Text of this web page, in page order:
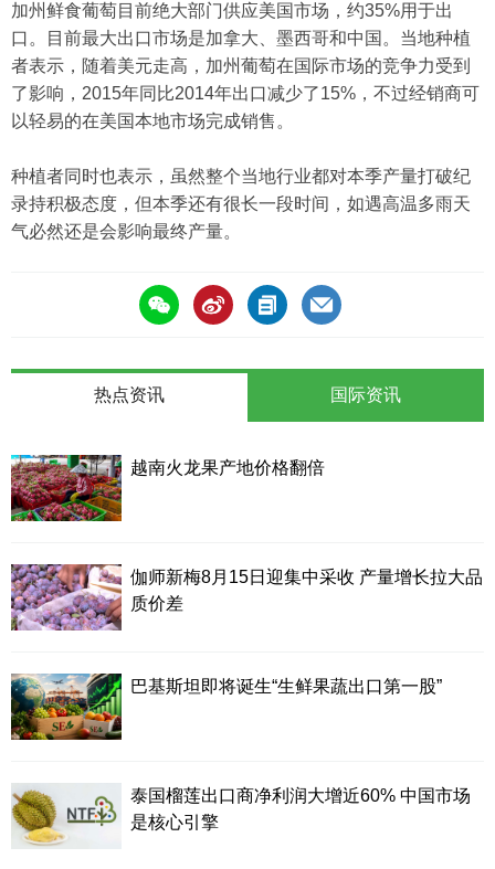
加州鲜食葡萄目前绝大部门供应美国市场，约35%用于出
口。目前最大出口市场是加拿大、墨西哥和中国。当地种植
者表示，随着美元走高，加州葡萄在国际市场的竞争力受到
了影响，2015年同比2014年出口减少了15%，不过经销商可
以轻易的在美国本地市场完成销售。
种植者同时也表示，虽然整个当地行业都对本季产量打破纪
录持积极态度，但本季还有很长一段时间，如遇高温多雨天
气必然还是会影响最终产量。
热点资讯
越南火龙果产地价格翻倍
伽师新梅8月15日迎集中采收 产量增长拉大品
质价差
巴基斯坦即将诞生“生鲜果蔬出口第一股”
泰国榴莲出口商净利润大增近60% 中国市场
是核心引擎
国际资讯